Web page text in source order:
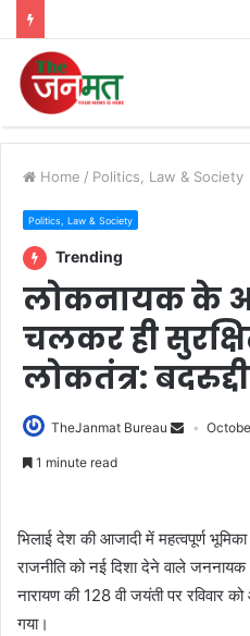
Home / Politics, Law & Society
Politics, Law & Society
Trending
लोकनायक के
चलकर ही
लोकतंत्र:
TheJanmat Bureau
1 minute read
भिलाई देश की आजादी में महत्वपूर्ण
राजनीति को नई दिशा देने वाले
नारायण की 128 वी जयंती पर रविवार
गया।